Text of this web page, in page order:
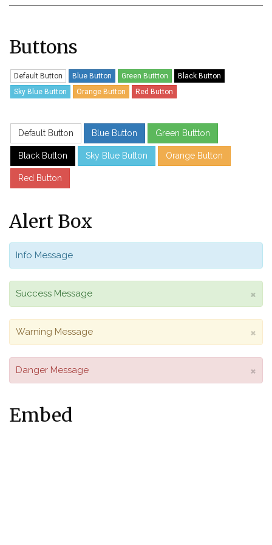
Buttons
Default Button Blue Button Green Buttton
Black Button
Sky Blue Button
Orange Button Red Button
Default Button Blue Button Green Buttton
Black Button Sky Blue Button Orange Button
Red Button
Alert Box
Info Message
×
Success Message
×
Warning Message
×
Danger Message
Embed